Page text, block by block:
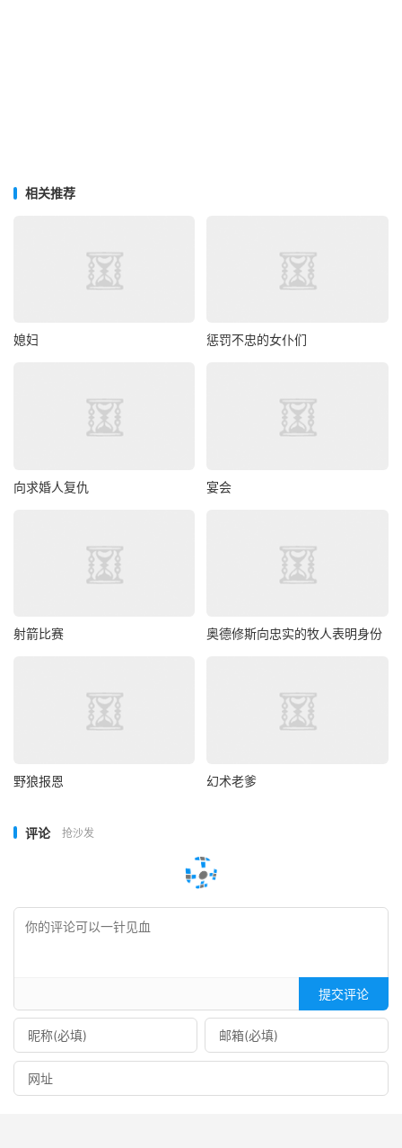
相关推荐
媳妇 惩罚不忠的女仆们
向求婚人复仇 宴会
射箭比赛 奥德修斯向忠实的牧人表明身份
野狼报恩 幻术老爹
评论 抢沙发
提交评论